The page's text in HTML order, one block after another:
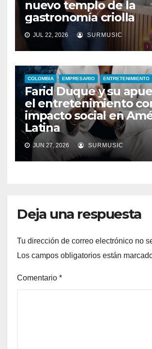
nuevo templo de la
gastronomía criolla
JUL 22, 2026 SURMUSIC
COLOMBIA EMPRESARIO ENTRETENIMIENTO
Farid Duque y su
el entretenimiento
impacto social en
Latina
JUN 27, 2026 SURMUSIC
Deja una respuesta
Tu dirección de correo electrónico no
Los campos obligatorios están
Comentario *